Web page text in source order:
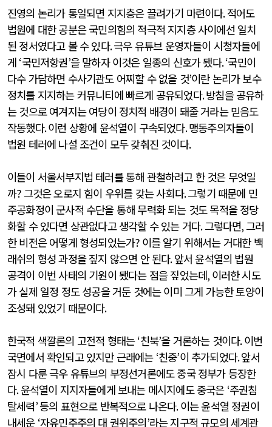
진영의 논리가 통일되면 지지층은 끌려가기 마련이다.적어도
법원에 대한 공분은 국민의힘의 적극적 지지층 사이에선 일치
된 정서였다고 볼 수 있다.극우 유튜브 운영자들이 시청자들에
게 ‘국민저항권’을 말하자 이것은 일종의 신호가 됐다. ‘국민이
다수 가담하면 수사기관도 어찌할 수 없을 것’이란 논리가 보수
정치를 지지하는 커뮤니티에 빠르게 공유되었다.방침을 공유하
는 것으로 여겨지는 여당이 정치적 배경이 돼줄 거라는 믿음도
작동했다.이런 상황에 윤석열이 구속되었다.맹동주의자들이
법원 테러에 나설 조건이 모두 갖춰진 것이다.
이들이 서울서부지법 테러를 통해 관철하려고 한 것은 무엇일
까?그것은 오로지 힘이 우위를 갖는 사회다.그렇기 때문에 민
주공화정이 군사적 수단을 통해 무력화 되는 것도 목적을 정당
화할 수 있다면 상관없다고 생각할 수 있는 거다.그렇다면,그러
한 비전은 어떻게 형성되었는가? 이를 알기 위해서는 거대한 백
래쉬의 형성 과정을 짚지 않으면 안 된다.앞서 윤석열의 법원
공격이 이번 사태의 기원이 됐다는 점을 짚었는데, 이러한 시도
가 실제 일정 정도 성공을 거둔 것에는 이미 그게 가능한 토양이
조성돼 있었기 때문이다.
한국적 색깔론의 고전적 형태는‘친북’을 거론하는 것이다.이번
국면에서 확인되고 있지만 근래에는 ‘친중’이 추가되었다.앞서
잠시 다룬 극우 유튜브의 부정선거론에도 중국 정부가 등장한
다.윤석열이 지지자들에게 보내는 메시지에도 중국은 ‘주권침
탈세력’등의 표현으로 반복적으로 나온다.이는 윤석열 정권이
내세운 ‘자유민주주의 대 권위주의’라는 지구적 규모의 세계관